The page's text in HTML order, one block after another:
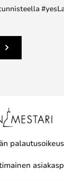
palautusoikeus